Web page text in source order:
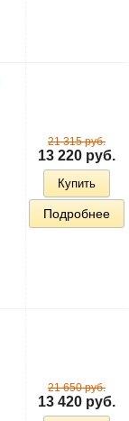
21 315 руб.
13 220 руб.
Купить
Подробнее
21 650 руб.
13 420 руб.